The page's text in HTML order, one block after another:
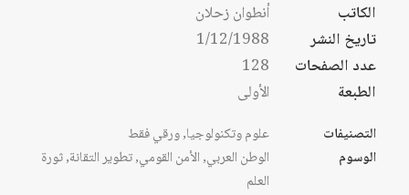
الكاتب
أنطوان زحلان
تاريخ النشر
1/12/1988
عدد الصفحات
128
الطبعة
الأولى
التصنيفات علوم وتكنولوجيا,ورقي فقط
الوسوم
الوطن العربي,الأمن القومي,تطوير التقانة,ثورة
العلم